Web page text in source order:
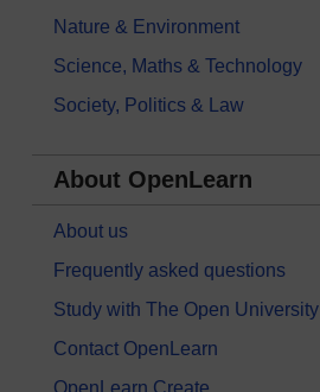
Nature & Environment
Science, Maths & Technology
Society, Politics & Law
About OpenLearn
About us
Frequently asked questions
Study with The Open University
Contact OpenLearn